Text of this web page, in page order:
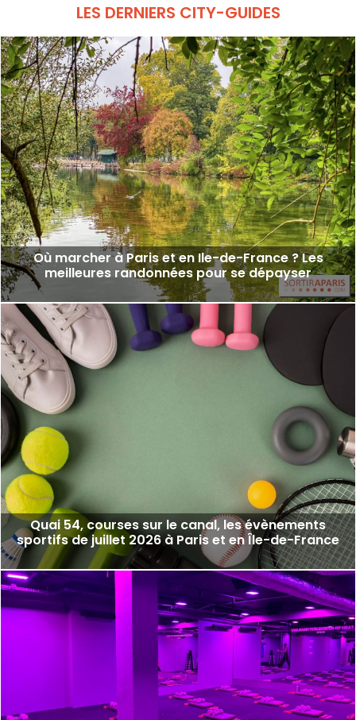
LES DERNIERS CITY-GUIDES
Où marcher à Paris et en Ile-de-France ? Les
meilleures randonnées pour se dépayser
Quai 54, courses sur le canal, les évènements
sportifs de juillet 2026 à Paris et en Île-de-France